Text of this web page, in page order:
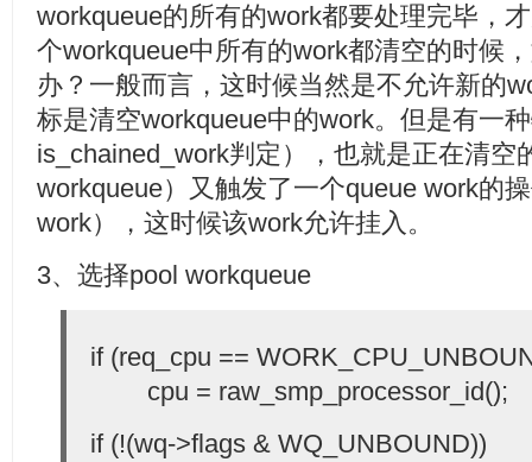
workqueue的所有的work都要处理完毕，
个workqueue中所有的work都清空的时候
办？一般而言，这时候当然是不允许新的
标是清空workqueue中的work。但是有一
is_chained_work判定），也就是正在清空
workqueue）又触发了一个queue work的
work），这时候该work允许挂入。
3、选择pool workqueue
if (req_cpu ==
cpu = raw_smp_processor_id();
if (!(wq->flags & WQ_UNBOUND))